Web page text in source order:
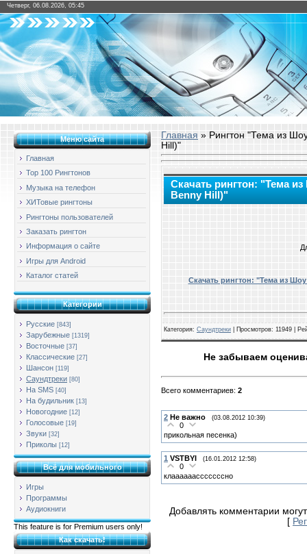
Четверг, 06.08.2026, 05:45
Меню сайта
Главная
Top 100 Рингтонов
Музыка на телефон
ХИТовые рингтоны
Рингтоны пользователей
Заказать рингтон
Информация о сайте
Игры для Android
Каталог статей
Категории
Русские [843]
Зарубежные [1319]
Восточные [37]
Классические [27]
Шансон [119]
Саундтреки [80]
На SMS [40]
На будильник [13]
Новогодние [12]
Голосовые [19]
Звуки [32]
Приколы [12]
Всё для мобильного
Игры
Программы
Аудиокниги
This feature is for Premium users only!
Как скачать!
Главная » Рингтон "Тема из
Hill)"
Скачать рингтон: "Тема
Benny Hill)"
Скачать рингтон: "Тема из
Категория: Саундтреки Просмотров: 11949 |
Не забываем
Всего комментариев: 2
2 Не важно (03.08.2012 10:39)
0
прикольная песенка)
1 VSTBYI (16.01.2012 12:58)
0
клаааааасссссссно
Добавлять комментарии
[